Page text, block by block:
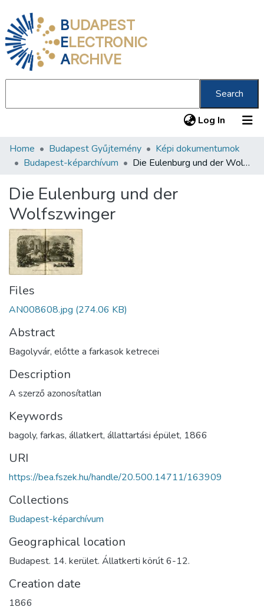
BUDAPEST
ELECTRONIC
ARCHIVE
Search
Log In (current)
Communities & Collections
Statistics
About us
Home Budapest Gyűjtemény
Képi dokumentumok
Budapest-képarchívum
Die Eulenburg und der Wolfszwinger
Die Eulenburg und der
Wolfszwinger
Files
AN008608.jpg (274.06 KB)
Abstract
Bagolyvár, előtte a farkasok ketrecei
Description
A szerző azonosítatlan
Keywords
bagoly, farkas, állatkert, állattartási épület, 1866
URI
https://bea.fszek.hu/handle/20.500.14711/163909
Collections
Budapest-képarchívum
Geographical location
Budapest. 14. kerület. Állatkerti körút 6-12.
Creation date
1866